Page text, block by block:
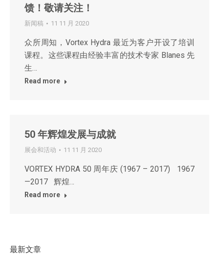
馈！敬请关注！
新闻稿 11 11 月 2020
众所周知，Vortex Hydra 最近为客户开设了培训
课程。这些课程由经验丰富的技术专家 Blanes 先
生…
Read more
50 年辉煌发展与成就
展会和活动 11 11 月 2020
VORTEX HYDRA 50 周年庆 (1967 – 2017) 1967
—2017 辉煌…
Read more
最新文章